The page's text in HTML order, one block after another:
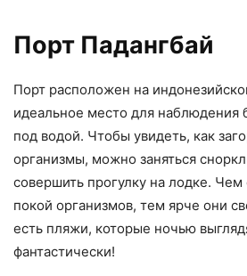
Порт Падангбай
Порт расположен на
идеальное место для
под водой. Чтобы увидеть, как
организмы, можно заняться
совершить прогулку на лодке.
покой организмов, тем ярче они
есть пляжи, которые ночью
фантастически!